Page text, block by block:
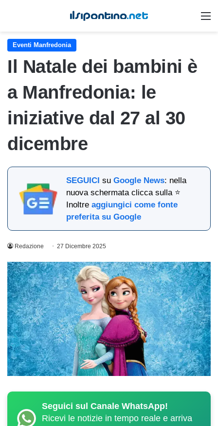
Eventi Manfredonia
Il Natale dei bambini è
a Manfredonia: le
iniziative dal 27 al 30
dicembre
SEGUICI suGoogle News: nella
nuova schermata clicca sulla ⭐
Inoltreaggiungici come fonte
preferita su Google
Redazione 27 Dicembre 2025
Seguici sul Canale WhatsApp!
Ricevi le notizie in tempo reale e arriva